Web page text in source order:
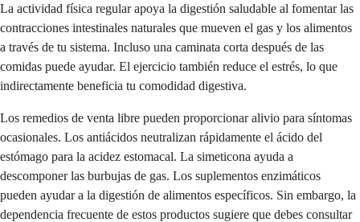
La actividad física regular apoya la digestión saludable al fomentar las
contracciones intestinales naturales que mueven el gas y los alimentos
a través de tu sistema. Incluso una caminata corta después de las
comidas puede ayudar. El ejercicio también reduce el estrés, lo que
indirectamente beneficia tu comodidad digestiva.
Los remedios de venta libre pueden proporcionar alivio para síntomas
ocasionales. Los antiácidos neutralizan rápidamente el ácido del
estómago para la acidez estomacal. La simeticona ayuda a
descomponer las burbujas de gas. Los suplementos enzimáticos
pueden ayudar a la digestión de alimentos específicos. Sin embargo, la
dependencia frecuente de estos productos sugiere que debes consultar